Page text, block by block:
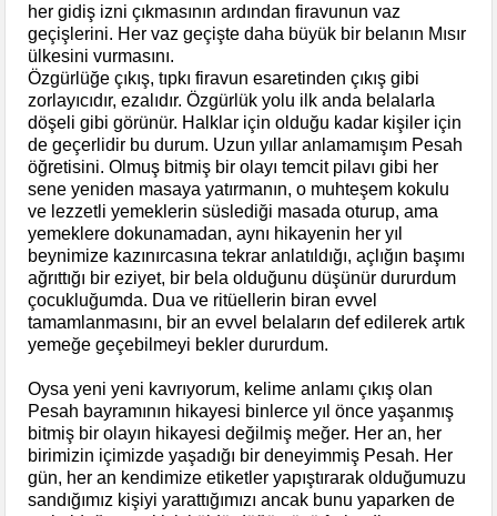
her gidiş izni çıkmasının ardından firavunun vaz
geçişlerini. Her vaz geçişte daha büyük bir belanın Mısır
ülkesini vurmasını.
Özgürlüğe çıkış, tıpkı firavun esaretinden çıkış gibi
zorlayıcıdır, ezalıdır. Özgürlük yolu ilk anda belalarla
döşeli gibi görünür. Halklar için olduğu kadar kişiler için
de geçerlidir bu durum. Uzun yıllar anlamamışım Pesah
öğretisini. Olmuş bitmiş bir olayı temcit pilavı gibi her
sene yeniden masaya yatırmanın, o muhteşem kokulu
ve lezzetli yemeklerin süslediği masada oturup, ama
yemeklere dokunamadan, aynı hikayenin her yıl
beynimize kazınırcasına tekrar anlatıldığı, açlığın başımı
ağrıttığı bir eziyet, bir bela olduğunu düşünür dururdum
çocukluğumda. Dua ve ritüellerin biran evvel
tamamlanmasını, bir an evvel belaların def edilerek artık
yemeğe geçebilmeyi bekler dururdum.
Oysa yeni yeni kavrıyorum, kelime anlamı çıkış olan
Pesah bayramının hikayesi binlerce yıl önce yaşanmış
bitmiş bir olayın hikayesi değilmiş meğer. Her an, her
birimizin içimizde yaşadığı bir deneyimmiş Pesah. Her
gün, her an kendimize etiketler yapıştırarak olduğumuzu
sandığımız kişiyi yarattığımızı ancak bunu yaparken de